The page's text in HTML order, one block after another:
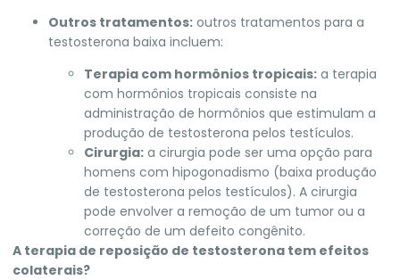
Outros tratamentos: outros tratamentos para a
testosterona baixa incluem:
Terapia com hormônios tropicais: a terapia
com hormônios tropicais consiste na
administração de hormônios que estimulam a
produção de testosterona pelos testículos.
Cirurgia: a cirurgia pode ser uma opção para
homens com hipogonadismo (baixa produção
de testosterona pelos testículos). A cirurgia
pode envolver a remoção de um tumor ou a
correção de um defeito congênito.
A terapia de reposição de testosterona tem efeitos
colaterais?